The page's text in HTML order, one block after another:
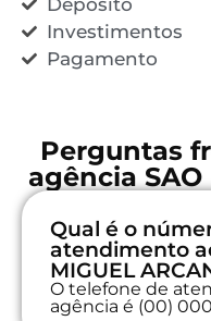
Investimentos
Pagamento
Perguntas
agência SAO
Qual é o
atendimento
MIGUEL
O telefone de
agência é (00)